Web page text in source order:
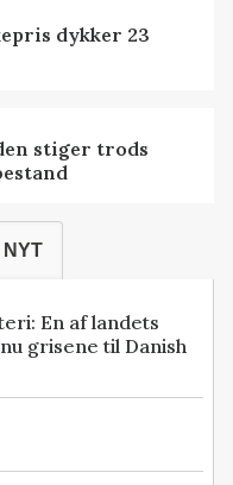
dykker 23
stiger trods
En af landets
grisene til Danish